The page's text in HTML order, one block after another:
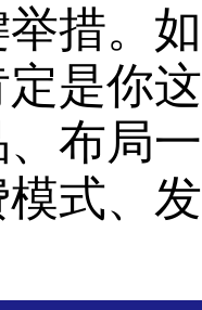
措。
是你
布局
式、